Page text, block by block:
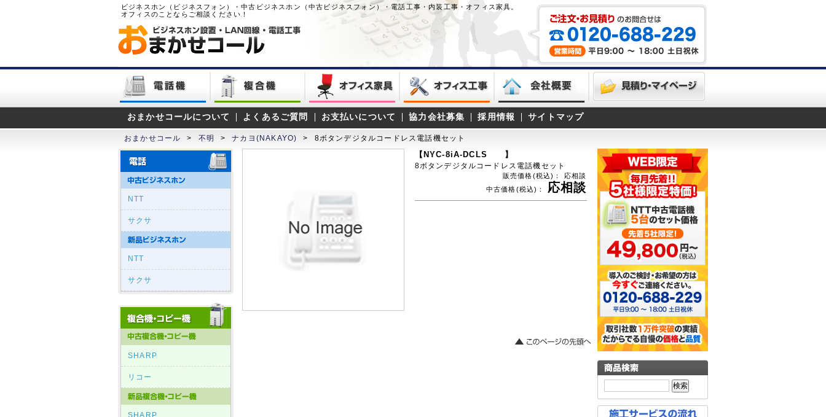
ビジネスホン（ビジネスフォン）・中古ビジネスホン（中古ビジネスフォン）・電話工事・内装工事・オフィス家具。
オフィスのことならご相談ください！
おまかせコールについて よくあるご質問 お支払いについて 協力会社募集 採用情報 サイトマップ
おまかせコール > 不明 > ナカヨ(NAKAYO) > 8ボタンデジタルコードレス電話機セット
NTT
サクサ
NTT
サクサ
SHARP
リコー
SHARP
【NYC-8iA-DCLS 】
8ボタンデジタルコードレス電話機セット
販売価格(税込)：
応相談
中古価格(税込)：
応相談